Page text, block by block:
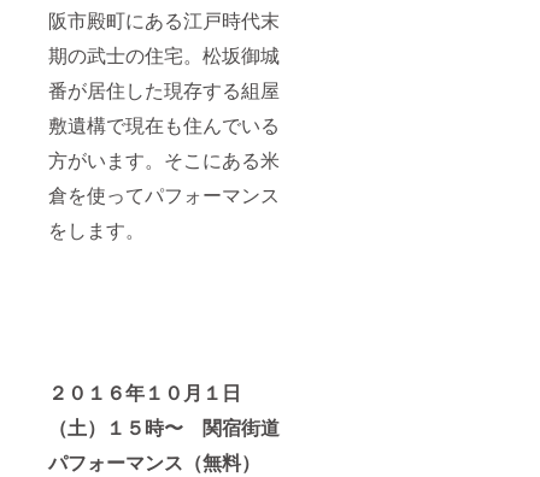
阪市殿町にある江戸時代末
期の武士の住宅。松坂御城
番が居住した現存する組屋
敷遺構で現在も住んでいる
方がいます。そこにある米
倉を使ってパフォーマンス
をします。
２０１６年１０月１日
（土）１５時〜 関宿街道
パフォーマンス（無料）